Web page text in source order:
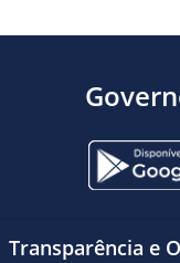
Transparência e